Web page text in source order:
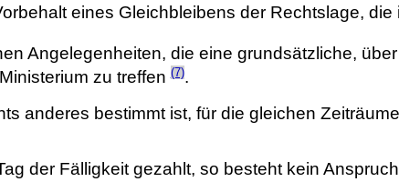
eines Gleichbleibens der Rechtslage, die
Angelegenheiten, die eine grundsätzliche,
zu treffen(7).
anderes bestimmt ist, für die gleichen
der Fälligkeit gezahlt, so besteht kein